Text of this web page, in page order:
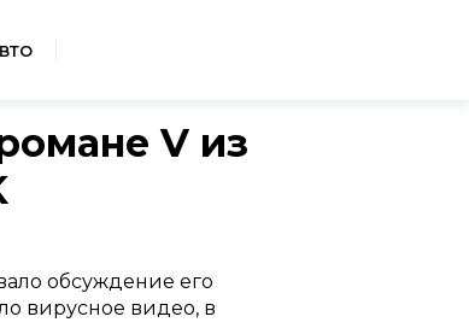
V из
обсуждение его
вирусное видео, в